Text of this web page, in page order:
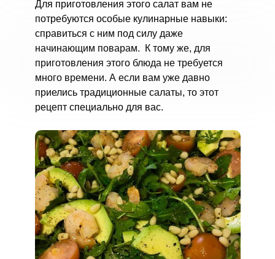
Для приготовления этого салат вам не
потребуются особые кулинарные навыки:
справиться с ним под силу даже
начинающим поварам. К тому же, для
приготовления этого блюда не требуется
много времени. А если вам уже давно
приелись традиционные салаты, то этот
рецепт специально для вас.